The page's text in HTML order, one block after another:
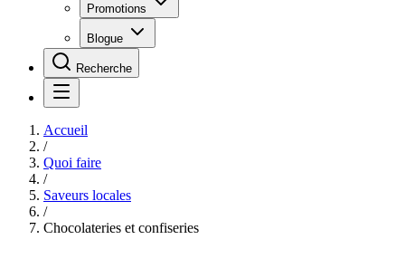
Promotions
Blogue
Recherche
Accueil
/
Quoi faire
/
Saveurs locales
/
Chocolateries et confiseries